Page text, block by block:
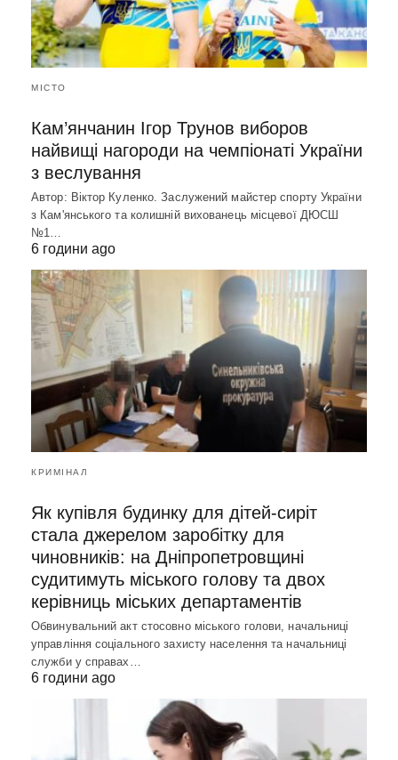
МІСТО
Кам’янчанин Ігор Трунов виборов
найвищі нагороди на чемпіонаті України
з веслування
Автор: Віктор Куленко. Заслужений майстер спорту України
з Кам'янського та колишній вихованець місцевої ДЮСШ
№1…
6 години ago
КРИМІНАЛ
Як купівля будинку для дітей-сиріт
стала джерелом заробітку для
чиновників: на Дніпропетровщині
судитимуть міського голову та двох
керівниць міських департаментів
Обвинувальний акт стосовно міського голови, начальниці
управління соціального захисту населення та начальниці
служби у справах…
6 години ago